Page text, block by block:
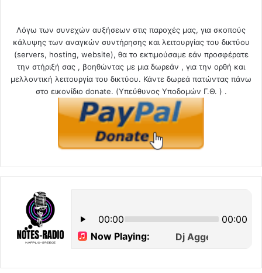
Λόγω των συνεχών αυξήσεων στις παροχές μας, για σκοπούς
κάλυψης των αναγκών συντήρησης και λειτουργίας του δικτύου
(servers, hosting, website), θα το εκτιμούσαμε εάν προσφέρατε
την στήριξή σας , βοηθώντας με μια δωρεάν , για την ορθή και
μελλοντική λειτουργία του δικτύου. Κάντε δωρεά πατώντας πάνω
στο εικονίδιο donate. (Υπεύθυνος Υποδομών Γ.Θ. ) .